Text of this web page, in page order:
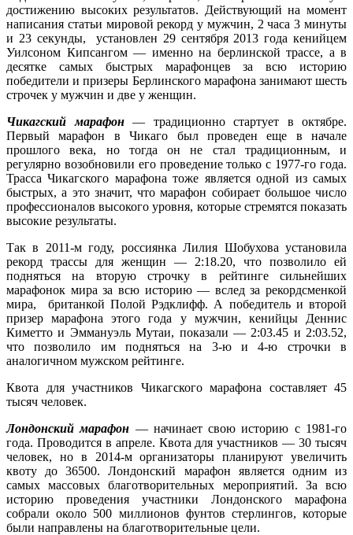
достижению высоких результатов. Действующий на момент
написания статьи мировой рекорд у мужчин, 2 часа 3 минуты
и 23 секунды, установлен 29 сентября 2013 года кенийцем
Уилсоном Кипсангом — именно на берлинской трассе, а в
десятке самых быстрых марафонцев за всю историю
победители и призеры Берлинского марафона занимают шесть
строчек у мужчин и две у женщин.
Чикагский марафон
— традиционно стартует в октябре.
Первый марафон в Чикаго был проведен еще в начале
прошлого века, но тогда он не стал традиционным, и
регулярно возобновили его проведение только с 1977-го года.
Трасса Чикагского марафона тоже является одной из самых
быстрых, а это значит, что марафон собирает большое число
профессионалов высокого уровня, которые стремятся показать
высокие результаты.
Так в 2011-м году, россиянка Лилия Шобухова установила
рекорд трассы для женщин — 2:18.20, что позволило ей
подняться на вторую строчку в рейтинге сильнейших
марафонок мира за всю историю — вслед за рекордсменкой
мира, британкой Полой Рэдклифф. А победитель и второй
призер марафона этого года у мужчин, кенийцы Деннис
Киметто и Эммануэль Мутаи, показали — 2:03.45 и 2:03.52,
что позволило им подняться на 3-ю и 4-ю строчки в
аналогичном мужском рейтинге.
Квота для участников Чикагского марафона составляет 45
тысяч человек.
Лондонский марафон — начинает свою историю с 1981-го
года. Проводится в апреле. Квота для участников — 30 тысяч
человек, но в 2014-м организаторы планируют увеличить
квоту до 36500. Лондонский марафон является одним из
самых массовых благотворительных мероприятий. За всю
историю проведения участники Лондонского марафона
собрали около 500 миллионов фунтов стерлингов, которые
были направлены на благотворительные цели.